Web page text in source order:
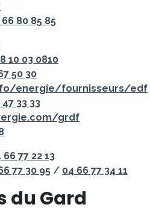
66 80 85 85
10 03 0810
50 30
energie/fournisseurs/edf
33 33
grdf
66 77 22 13
77 30 95 / 04 66 77 34 11
du Gard